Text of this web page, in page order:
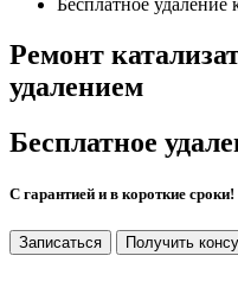
Бесплатное удаление
Ремонт
удалением
Бесплатное
С гарантией и в короткие сроки!
Записаться Получить